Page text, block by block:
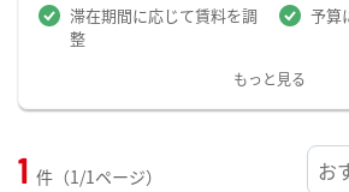
滞在期間に応じて賃料を調
整
予算
もっと見る
1 件（1/1ページ）